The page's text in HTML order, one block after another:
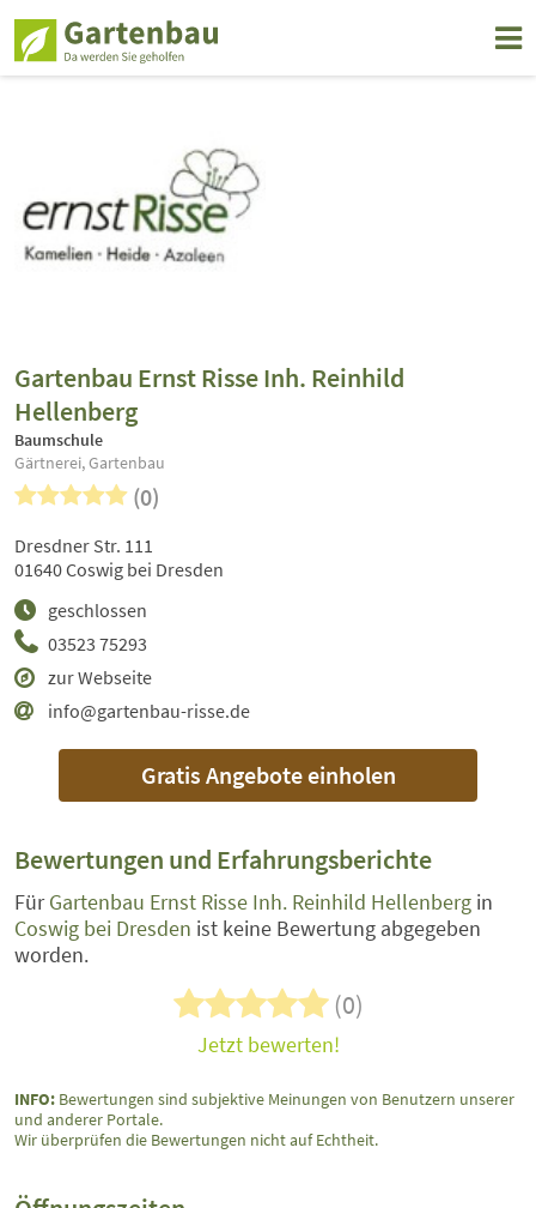
Gartenbau Ernst Risse Inh. Reinhild
Hellenberg
Baumschule
Gärtnerei, Gartenbau
(0)
03523 75293
zur Webseite
info@gartenbau-risse.de
geschlossen
Dresdner Str. 111
01640 Coswig bei Dresden
Gratis Angebote einholen
Bewertungen und Erfahrungsberichte
FürGartenbau Ernst Risse Inh. Reinhild Hellenberg in
Coswig bei Dresden ist keine Bewertung abgegeben
worden.
(0)
Jetzt bewerten!
INFO: Bewertungen sind subjektive Meinungen von Benutzern unserer
und anderer Portale.
Wir überprüfen die Bewertungen nicht auf Echtheit.